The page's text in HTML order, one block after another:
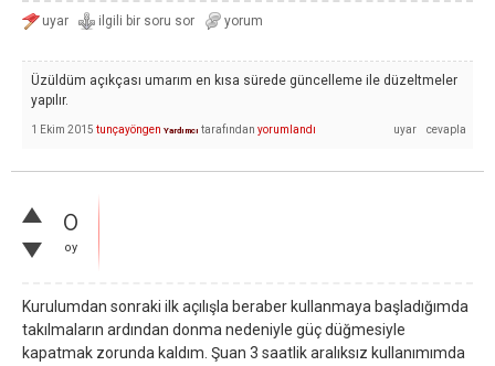
Üzüldüm açıkçası umarım en kısa sürede güncelleme ile düzeltmeler
yapılır.
1 Ekim 2015 tunçayöngen Yardımcı tarafından yorumlandı
0
oy
Kurulumdan sonraki ilk açılışla beraber kullanmaya başladığımda
takılmaların ardından donma nedeniyle güç düğmesiyle
kapatmak zorunda kaldım. Şuan 3 saatlik aralıksız kullanımımda